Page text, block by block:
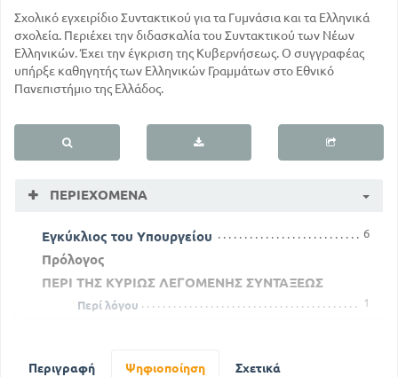
Σχολικό εγχειρίδιο Συντακτικού για τα Γυμνάσια και τα Ελληνικά
σχολεία. Περιέχει την διδασκαλία του Συντακτικού των Νέων
Ελληνικών. Έχει την έγκριση της Κυβερνήσεως. Ο συγγραφέας
υπήρξε καθηγητής των Ελληνικών Γραμμάτων στο Εθνικό
Πανεπιστήμιο της Ελλάδος.
ΠΕΡΙΕΧΌΜΕΝΑ
Εγκύκλιος του Υπουργείου 6
Πρόλογος
ΠΕΡΙ ΤΗΣ ΚΥΡΙΩΣ ΛΕΓΟΜΕΝΗΣ ΣΥΝΤΑΞΕΩΣ
Περί λόγου
1
Σύνταξη των Ενεργητικών Ρημάτων
Περιγραφή Ψηφιοποίηση Σχετικά